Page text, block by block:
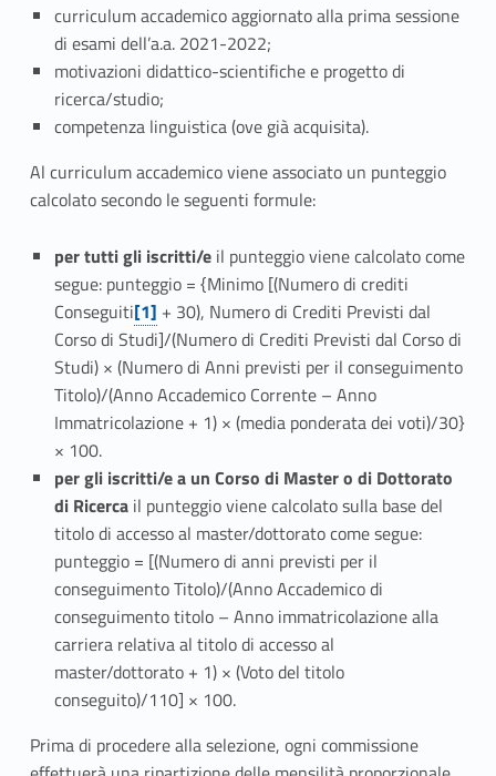
curriculum accademico aggiornato alla prima sessione
di esami dell’a.a. 2021-2022;
motivazioni didattico-scientifiche e progetto di
ricerca/studio;
competenza linguistica (ove già acquisita).
Al curriculum accademico viene associato un punteggio
calcolato secondo le seguenti formule:
per tutti gli iscritti/eil punteggio viene calcolato come
segue: punteggio = {Minimo [(Numero di crediti
Conseguiti[1] + 30), Numero di Crediti Previsti dal
Corso di Studi]/(Numero di Crediti Previsti dal Corso di
Studi) × (Numero di Anni previsti per il conseguimento
Titolo)/(Anno Accademico Corrente – Anno
Immatricolazione + 1) × (media ponderata dei voti)/30}
× 100.
per gli iscritti/ea un Corso di Master o di Dottorato
di Ricercail punteggio viene calcolato sulla base del
titolo di accesso al master/dottorato come segue:
punteggio = [(Numero di anni previsti per il
conseguimento Titolo)/(Anno Accademico di
conseguimento titolo – Anno immatricolazione alla
carriera relativa al titolo di accesso al
master/dottorato + 1) × (Voto del titolo
conseguito)/110] × 100.
Prima di procedere alla selezione, ogni commissione